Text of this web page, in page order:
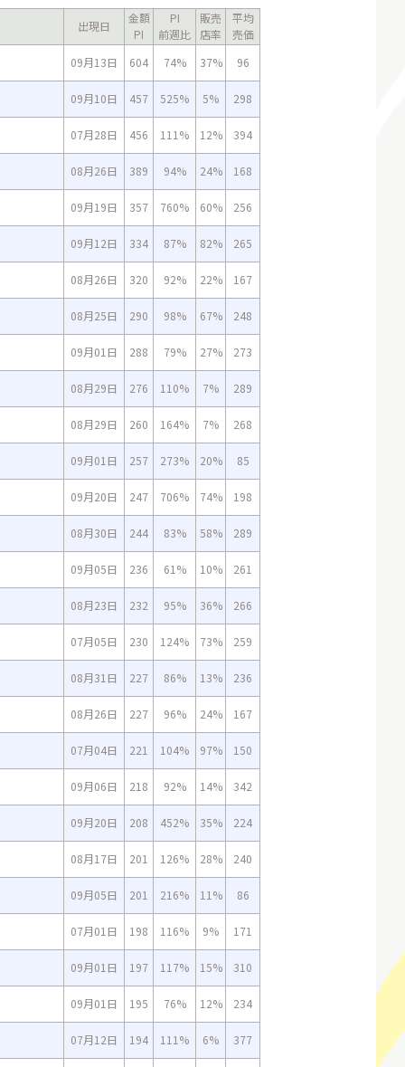
出現日
金額
PI
PI
前週比
販売
店率
平均
売価
09月13日
604 74% 37% 96
09月10日 457 525% 5% 298
07月28日 456 111% 12% 394
08月26日 389 94% 24% 168
09月19日 357 760% 60% 256
09月12日 334 87% 82% 265
08月26日 320 92% 22% 167
08月25日 290 98% 67% 248
09月01日 288 79% 27% 273
08月29日 276 110% 7% 289
08月29日 260 164% 7% 268
09月01日 257 273% 20% 85
09月20日 247 706% 74% 198
08月30日 244 83% 58% 289
09月05日 236 61% 10% 261
08月23日 232 95% 36% 266
07月05日 230 124% 73% 259
08月31日 227 86% 13% 236
08月26日 227 96% 24% 167
07月04日 221 104% 97% 150
09月06日 218 92% 14% 342
09月20日 208 452% 35% 224
08月17日 201 126% 28% 240
09月05日 201 216% 11% 86
07月01日 198 116% 9% 171
09月01日 197 117% 15% 310
09月01日 195 76% 12% 234
07月12日 194 111% 6% 377